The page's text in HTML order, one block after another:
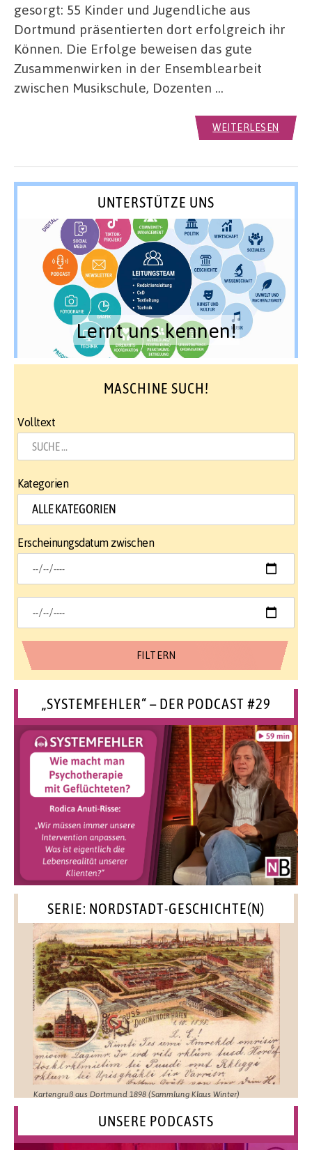
gesorgt: 55 Kinder und Jugendliche aus
Dortmund präsentierten dort erfolgreich ihr
Können. Die Erfolge beweisen das gute
Zusammenwirken in der Ensemblearbeit
zwischen Musikschule, Dozenten …
WEITERLESEN
UNTERSTÜTZE UNS
Lernt uns kennen!
MASCHINE SUCH!
Volltext
Kategorien
Erscheinungsdatum zwischen
„SYSTEMFEHLER“ – DER PODCAST #29
SERIE: NORDSTADT-GESCHICHTE(N)
Kartengruß aus Dortmund 1898 (Sammlung Klaus Winter)
UNSERE PODCASTS